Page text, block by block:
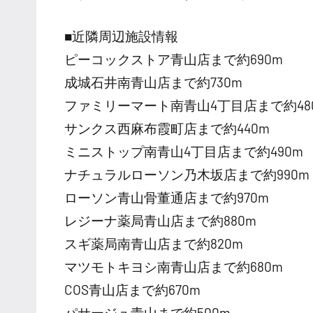
■近隣周辺施設情報
ピーコックストア青山店まで約690m
成城石井南青山店まで約730m
ファミリーマート南青山4丁目店まで約
サンクス西麻布霞町店まで約440m
ミニストップ南青山4丁目店まで約490m
ナチュラルローソン乃木坂店まで約990m
ローソン青山骨董通店まで約970m
レジーナ薬局青山店まで約880m
スギ薬局南青山店まで約820m
マツモトキヨシ南青山店まで約680m
COS青山店まで約670m